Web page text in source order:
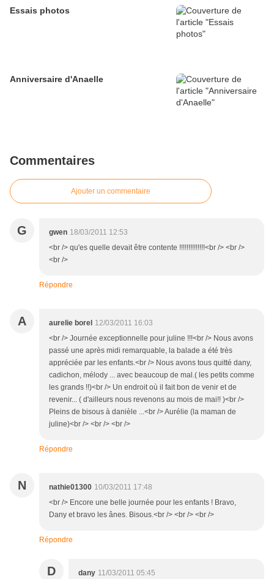
Essais photos
Anniversaire d'Anaelle
Commentaires
Ajouter un commentaire
G gwen 18/03/2011 12:53
<br /> qu'es quelle devait être contente !!!!!!!!!!!!!!<br /> <br />
<br />
Répondre
A aurelie borel 12/03/2011 16:03
<br /> Journée exceptionnelle pour juline !!!<br /> Nous avons
passé une après midi remarquable, la balade a été très
appréciée par les enfants.<br /> Nous avons tous quitté dany,
cadichon, mélody ... avec beaucoup de mal.( les petits comme
les grands !!)<br /> Un endroit où il fait bon de venir et de
revenir... ( d'ailleurs nous revenons au mois de mai!! )<br />
Pleins de bisous à danièle ...<br /> Aurélie (la maman de
juline)<br /> <br /> <br />
Répondre
N nathie01300 10/03/2011 17:48
<br /> Encore une belle journée pour les enfants ! Bravo,
Dany et bravo les ânes. Bisous.<br /> <br /> <br />
Répondre
D dany 11/03/2011 05:45